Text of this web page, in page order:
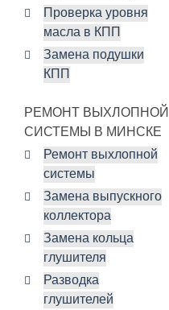
Проверка уровня
масла в КПП
Замена подушки
КПП
РЕМОНТ ВЫХЛОПНОЙ
СИСТЕМЫ В МИНСКЕ
Ремонт выхлопной
системы
Замена выпускного
коллектора
Замена кольца
глушителя
Разводка
глушителей